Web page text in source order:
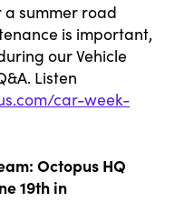
a summer road
is important,
our Vehicle
Listen
car-week-
Octopus HQ
19th in